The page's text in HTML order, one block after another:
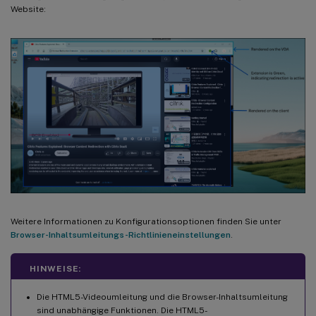
Website:
Weitere Informationen zu Konfigurationsoptionen finden Sie unter
Browser-Inhaltsumleitungs-Richtlinieneinstellungen
HINWEISE:
Die HTML5-Videoumleitung und die Browser-Inhaltsumleitung
sind unabhängige Funktionen. Die HTML5-